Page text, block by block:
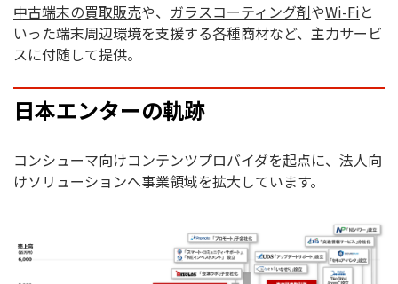
中古端末の買取販売や、 ガラスコーティング剤やWi-Fiと
いった端末周辺環境を支援する各種商材など、主力サービ
スに付随して提供。
日本エンターの軌跡
コンシューマ向けコンテンツプロバイダを起点に、法人向
けソリューションへ事業領域を拡大しています。